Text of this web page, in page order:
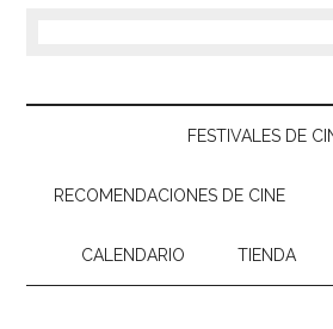
FESTIVALES DE
RECOMENDACIONES DE CINE
CALENDARIO TIENDA